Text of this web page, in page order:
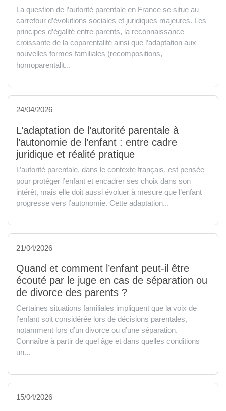
La question de l’autorité parentale en France se situe au
carrefour d’évolutions sociales et juridiques majeures. Les
principes d’égalité entre parents, la reconnaissance
croissante de la coparentalité ainsi que l’adaptation aux
nouvelles formes familiales (recompositions,
homoparentalit...
24/04/2026
L’adaptation de l’autorité parentale à
l’autonomie de l’enfant : entre cadre
juridique et réalité pratique
L’autorité parentale, dans le contexte français, est pensée
pour protéger l’enfant et encadrer ses choix dans son
intérêt, mais elle doit aussi évoluer à mesure que l’enfant
progresse vers l’autonomie. Cette adaptation...
21/04/2026
Quand et comment l’enfant peut-il être
écouté par le juge en cas de séparation ou
de divorce des parents ?
Certaines situations familiales impliquent que la voix de
l’enfant soit considérée lors de décisions parentales,
notamment lors d’un divorce ou d’une séparation.
Connaître à partir de quel âge et dans quelles conditions
un...
15/04/2026